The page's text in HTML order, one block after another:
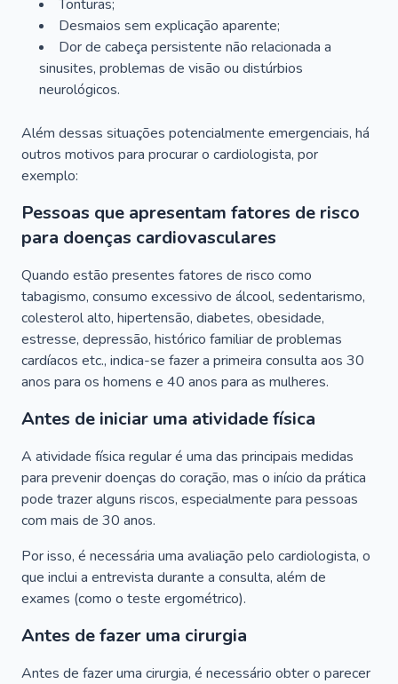
Tonturas;
Desmaios sem explicação aparente;
Dor de cabeça persistente não relacionada a
sinusites, problemas de visão ou distúrbios
neurológicos.
Além dessas situações potencialmente emergenciais, há
outros motivos para procurar o cardiologista, por
exemplo:
Pessoas que apresentam fatores de risco
para doenças cardiovasculares
Quando estão presentes fatores de risco como
tabagismo, consumo excessivo de álcool, sedentarismo,
colesterol alto, hipertensão, diabetes, obesidade,
estresse, depressão, histórico familiar de problemas
cardíacos etc., indica-se fazer a primeira consulta aos 30
anos para os homens e 40 anos para as mulheres.
Antes de iniciar uma atividade física
A atividade física regular é uma das principais medidas
para prevenir doenças do coração, mas o início da prática
pode trazer alguns riscos, especialmente para pessoas
com mais de 30 anos.
Por isso, é necessária uma avaliação pelo cardiologista, o
que inclui a entrevista durante a consulta, além de
exames (como o teste ergométrico).
Antes de fazer uma cirurgia
Antes de fazer uma cirurgia, é necessário obter o parecer